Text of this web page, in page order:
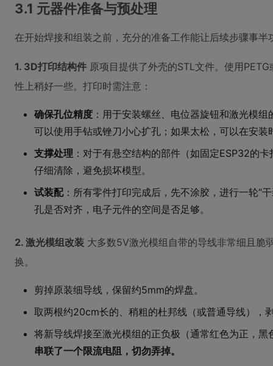
3.1 元器件准备与预处理
在开始焊接和组装之前，充分的准备工作能让后续步骤事半
1. 3D打印结构件 原项目提供了外壳的STL文件。使用
性上稍好一些。打印时需注意：
确保孔位精度 ：用于安装螺丝、电位器旋钮和激光模
可以使用手钻或锉刀小心扩孔；如果太松，可以在安
支撑处理 ：对于有悬空结构的部件（如固定ESP32的
仔细清除，避免损坏模型。
试装配：所有零件打印完成后，先不涂胶，进行一轮“
孔是否对齐，电子元件的空间是否足够。
2. 激光模组改装 大多数5V激光模组自带的导线非常细且脆
换。
剪掉原装细导线，保留约5mm的焊盘。
取两根约20cm长的、稍粗的杜邦线（或普通导线），
将新导线焊接至激光模组的正负极（通常红色为正，黑
串联了一个限流电阻，切勿弄掉。